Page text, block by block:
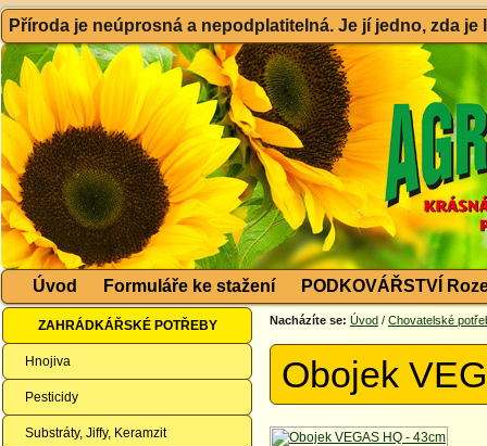
Příroda je neúprosná a nepodplatitelná. Je jí jedno, zda
Úvod Formuláře ke stažení PODKOVÁŘSTVÍ
ZAHRÁDKÁŘSKÉ POTŘEBY
Hnojiva
Pesticidy
Substráty, Jiffy, Keramzit
Nacházíte se: Úvod / Chovatelské
Obojek